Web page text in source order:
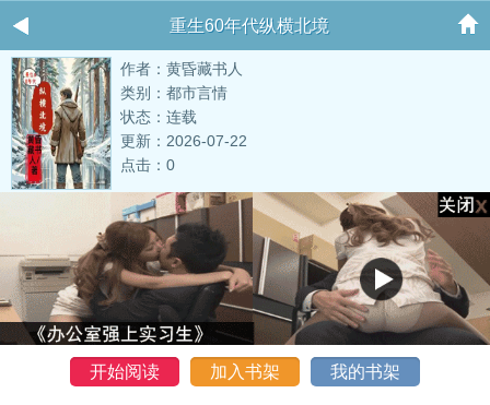
重生60年代纵横北境
作者：黄昏藏书人
类别：都市言情
状态：连载
更新：2026-07-22
点击：0
开始阅读 加入书架 我的书架